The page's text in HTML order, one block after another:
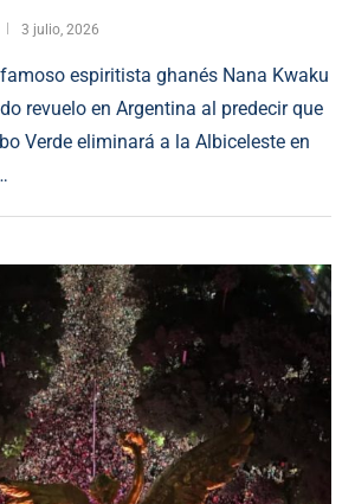
3 julio, 2026
espiritista ghanés Nana Kwaku
revuelo en Argentina al predecir que
Verde eliminará a la Albiceleste en